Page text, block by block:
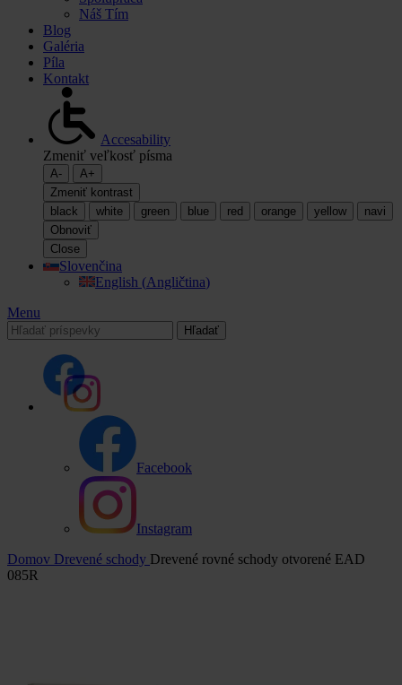
Náš Tím
Blog
Galéria
Píla
Kontakt
Accesability
Zmeniť veľkosť písma
A-
A+
Zmeniť kontrast
black
white green blue red orange yellow
navi
Obnoviť
Close
Slovenčina
English (Angličtina)
Menu
Hľadať
Facebook
Instagram
Domov Drevené schody Drevené rovné schody otvorené EAD
085R